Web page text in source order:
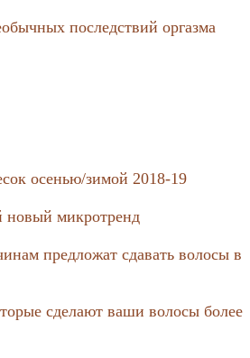
последствий оргазма
осенью/зимой 2018-19
новый микротренд
предложат сдавать волосы в
сделают ваши волосы более